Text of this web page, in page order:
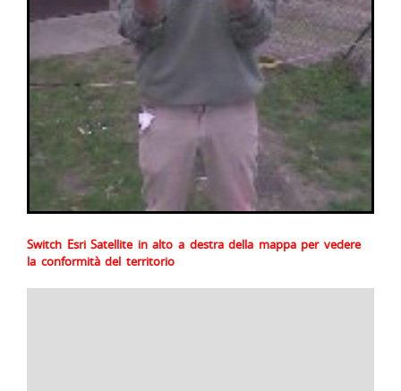
Switch Esri Satellite in alto a destra della mappa per vedere
la conformità del territorio